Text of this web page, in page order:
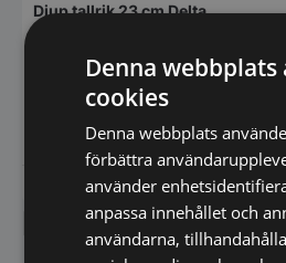
Djup tallrik 23 cm Delta
Den
här
har
flera
varianter.
Vi prisjämför
Liknande
Denna webbplats
cookies
Denna webbplats
förbättra
använder
anpassa innehållet och
användarna,